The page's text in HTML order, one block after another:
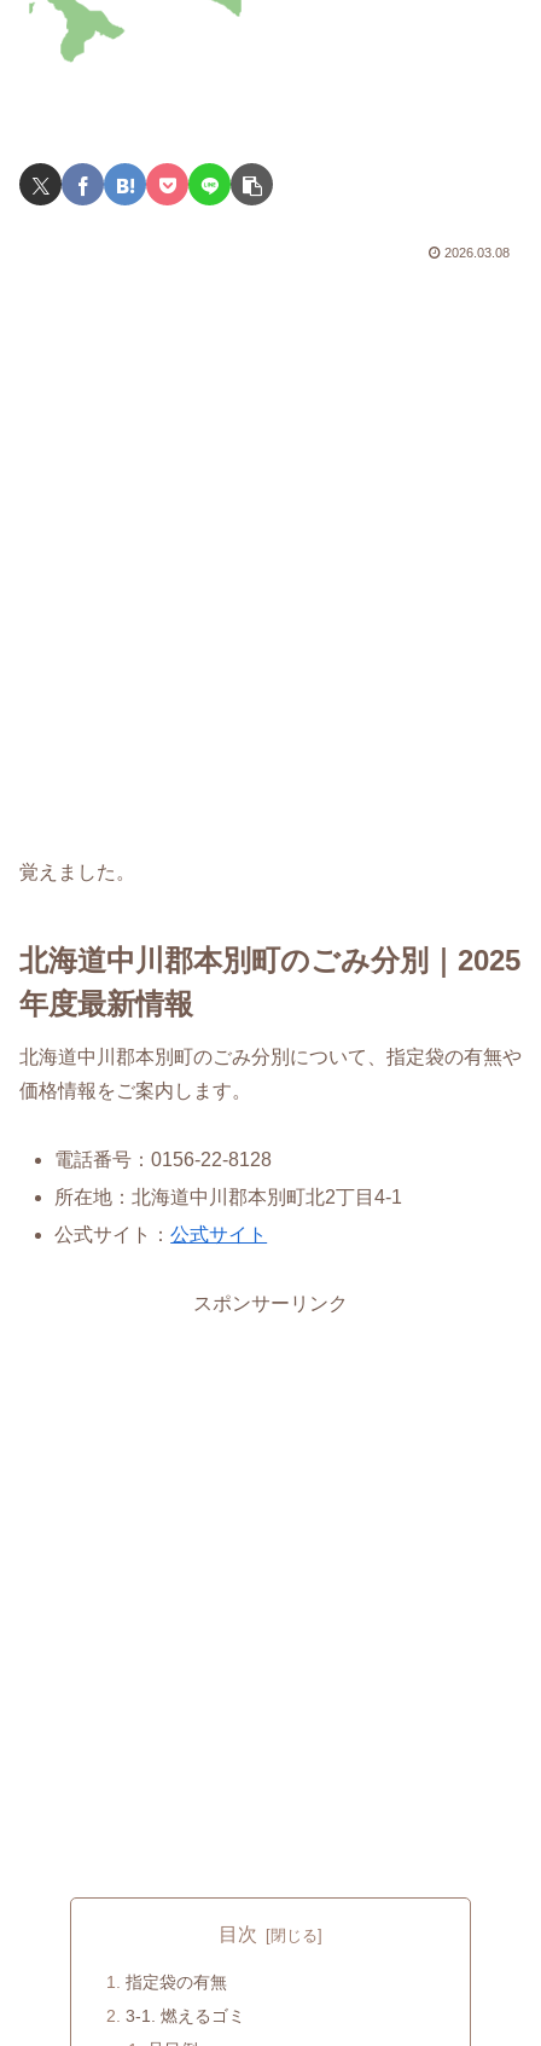
2026.03.08
覚えました。
北海道中川郡本別町のごみ分別｜2025
年度最新情報
北海道中川郡本別町のごみ分別について、指定袋の有無や
価格情報をご案内します。
電話番号：0156-22-8128
所在地：北海道中川郡本別町北2丁目4-1
公式サイト：公式サイト
スポンサーリンク
目次
指定袋の有無
3-1. 燃えるゴミ